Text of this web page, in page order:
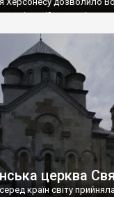
візантійському
язичник, став
Русі. На честь
церква
країн світу